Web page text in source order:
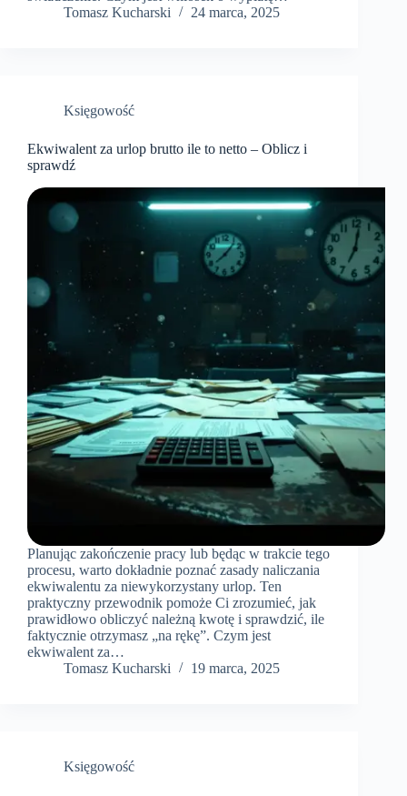
Tomasz Kucharski
24 marca, 2025
Księgowość
Ekwiwalent za urlop brutto ile to netto – Oblicz i
sprawdź
Planując zakończenie pracy lub będąc w trakcie tego
procesu, warto dokładnie poznać zasady naliczania
ekwiwalentu za niewykorzystany urlop. Ten
praktyczny przewodnik pomoże Ci zrozumieć, jak
prawidłowo obliczyć należną kwotę i sprawdzić, ile
faktycznie otrzymasz „na rękę”. Czym jest
ekwiwalent za…
Tomasz Kucharski
19 marca, 2025
Księgowość